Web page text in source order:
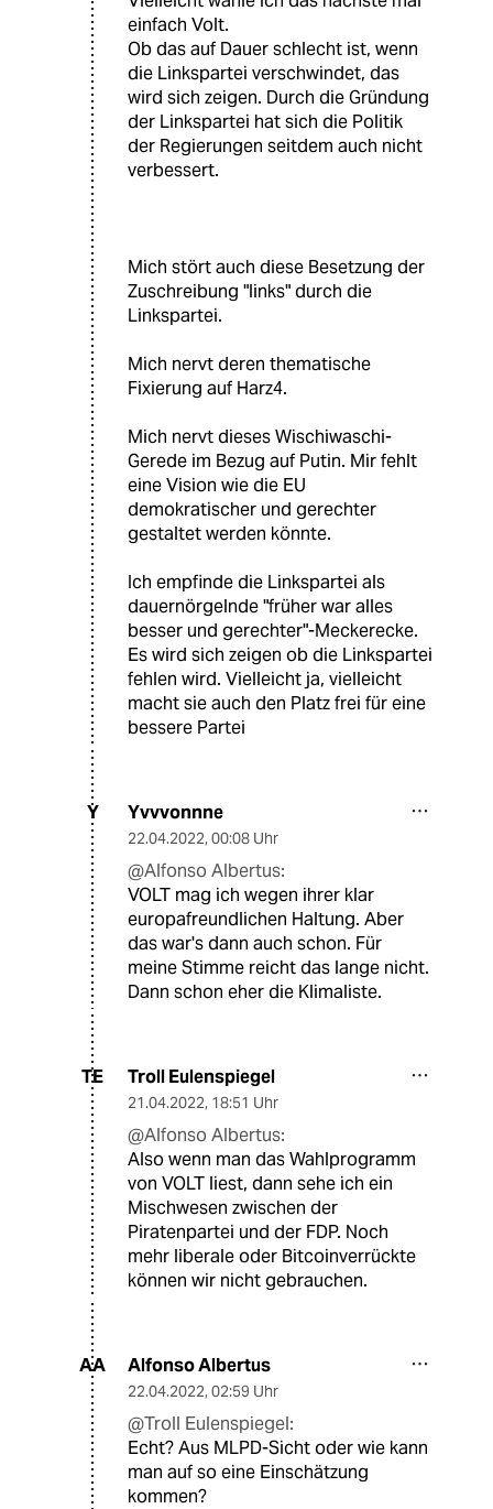
einfach Volt.
Ob das auf Dauer schlecht ist, wenn
die Linkspartei verschwindet, das
wird sich zeigen. Durch die Gründung
der Linkspartei hat sich die Politik
der Regierungen seitdem auch nicht
verbessert.
Mich stört auch diese Besetzung der
Zuschreibung "links" durch die
Linkspartei.
Mich nervt deren thematische
Fixierung auf Harz4.
Mich nervt dieses Wischiwaschi-
Gerede im Bezug auf Putin. Mir fehlt
eine Vision wie die EU
demokratischer und gerechter
gestaltet werden könnte.
Ich empfinde die Linkspartei als
dauernörgelnde "früher war alles
besser und gerechter"-Meckerecke.
Es wird sich zeigen ob die Linkspartei
fehlen wird. Vielleicht ja, vielleicht
macht sie auch den Platz frei für eine
bessere Partei
Y Yvvvonnne
22.04.2022, 00:08 Uhr
@Alfonso Albertus:
VOLT mag ich wegen ihrer klar
europafreundlichen Haltung. Aber
das war's dann auch schon. Für
meine Stimme reicht das lange nicht.
Dann schon eher die Klimaliste.
TE Troll Eulenspiegel
21.04.2022, 18:51 Uhr
@Alfonso Albertus:
Also wenn man das Wahlprogramm
von VOLT liest, dann sehe ich ein
Mischwesen zwischen der
Piratenpartei und der FDP. Noch
mehr liberale oder Bitcoinverrückte
können wir nicht gebrauchen.
AA Alfonso Albertus
22.04.2022, 02:59 Uhr
@Troll Eulenspiegel:
Echt? Aus MLPD-Sicht oder wie kann
man auf so eine Einschätzung
kommen?